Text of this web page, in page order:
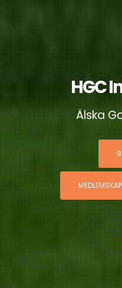
HGC
Älska